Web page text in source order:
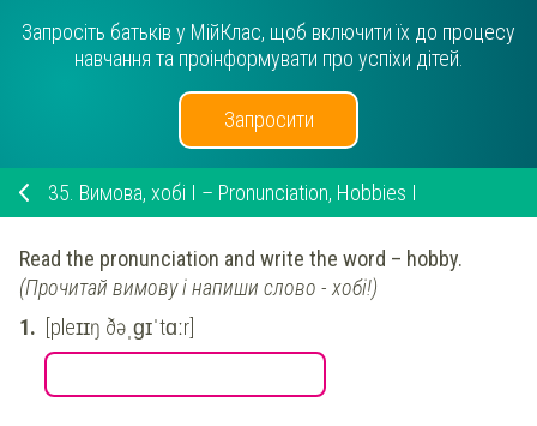
Запросіть батьків у МійКлас, щоб включити їх до процесу
навчання та проінформувати про успіхи дітей.
Запросити
35. Вимова, хобі I – Pronunciation, Hobbies I
Read the pronunciation and write the word – hobby.
(Прочитай вимову і напиши слово - хобі!)
[pleɪɪŋ ðəˌɡɪˈtɑːr]